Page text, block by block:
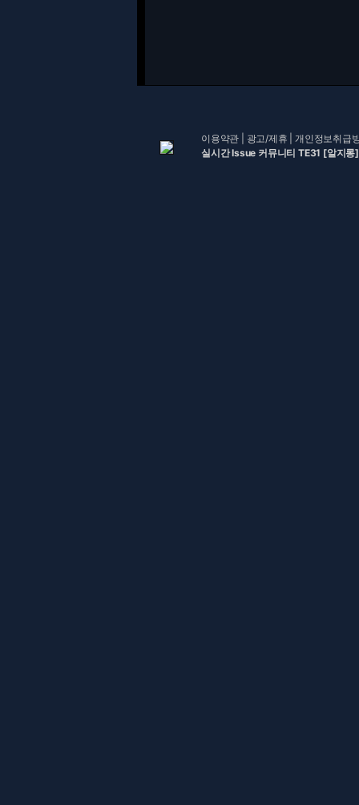
이용약관 광고/제휴 |개인정보취급
실시간 Issue 커뮤니티 TE31 [알지